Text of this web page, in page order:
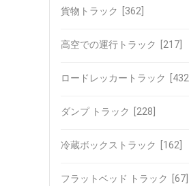
貨物トラック [362]
高空での運行トラック [217]
ロードレッカートラック [432]
ダンプ トラック [228]
冷蔵ボックストラック [162]
フラットベッド トラック [67]